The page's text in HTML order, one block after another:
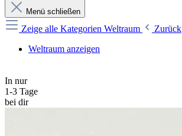
Menü schließen
Zeige alle Kategorien Weltraum
Zurück
Weltraum anzeigen
In nur
1-3 Tage
bei dir